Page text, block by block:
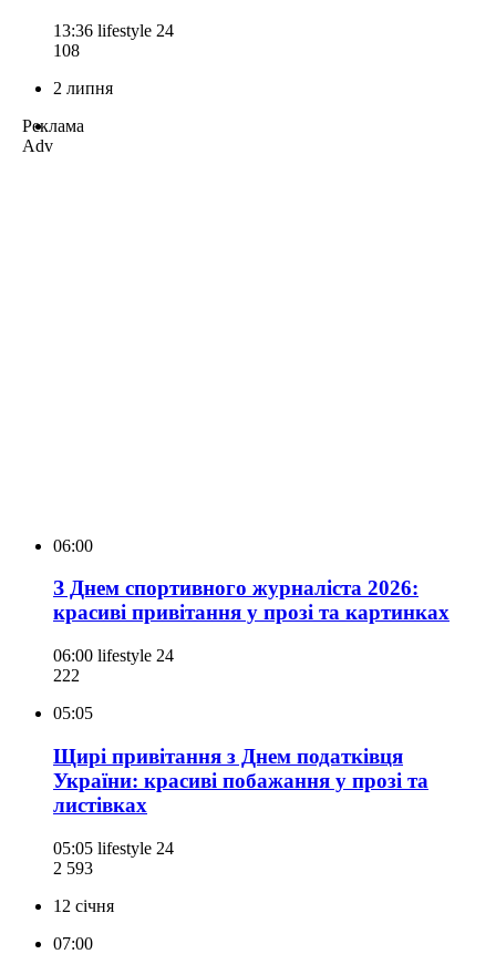
13:36 lifestyle 24
108
2 липня
Реклама
Adv
06:00
З Днем спортивного журналіста 2026:
красиві привітання у прозі та картинках
06:00 lifestyle 24
222
05:05
Щирі привітання з Днем податківця
України: красиві побажання у прозі та
листівках
05:05 lifestyle 24
2 593
12 січня
07:00